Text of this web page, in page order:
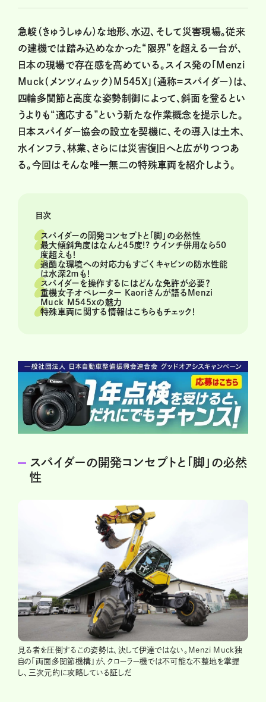
急峻（きゅうしゅん）な地形、水辺、そして災害現場。従来
の建機では踏み込めなかった“限界”を超える一台が、
日本の現場で存在感を高めている。スイス発の「Menzi
Muck（メンツィムック）M545X」（通称＝スパイダー）は、
四輪多関節と高度な姿勢制御によって、斜面を登るとい
うよりも“適応する”という新たな作業概念を提示した。
日本スパイダー協会の設立を契機に、その導入は土木、
水インフラ、林業、さらには災害復旧へと広がりつつあ
る。今回はそんな唯一無二の特殊車両を紹介しよう。
目次
スパイダーの開発コンセプトと「脚」の必然性
最大傾斜角度はなんと45度!? ウインチ併用なら50
度超えも！
過酷な環境への対応力もすごくキャビンの防水性能
は水深2ｍも！
スパイダーを操作するにはどんな免許が必要？
重機女子オペレーター Kaoriさんが語るMenzi
Muck M545xの魅力
特殊車両に関する情報はこちらもチェック！
スパイダーの開発コンセプトと「脚」の必然
性
見る者を圧倒するこの姿勢は、決して伊達ではない。Menzi Muck独
自の「両面多関節機構」が、クローラー機では不可能な不整地を掌握
し、三次元的に攻略している証しだ